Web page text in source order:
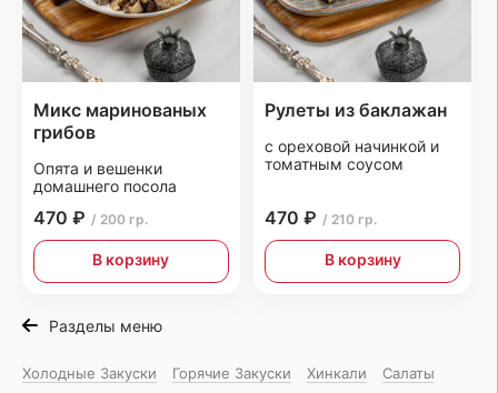
Микс маринованых
грибов
Опята и вешенки
домашнего посола
470 ₽ / 200 гр.
В корзину
Рулеты из баклажан
с ореховой начинкой и
томатным соусом
470 ₽ / 210 гр.
В корзину
Разделы меню
Холодные Закуски Горячие Закуски Хинкали
Салаты